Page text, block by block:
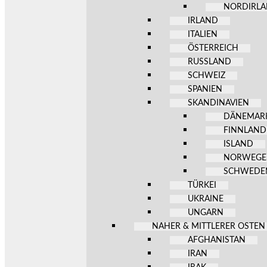
IRLAND
ITALIEN
ÖSTERREICH
RUSSLAND
SCHWEIZ
SPANIEN
SKANDINAVIEN
FINNLAND
ISLAND
TÜRKEI
UKRAINE
UNGARN
NAHER & MITTLERER OSTEN
AFGHANISTAN
IRAN